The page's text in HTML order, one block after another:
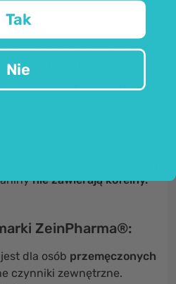
występującym
oraz w mniejszych
rodzajachgrzybów. Odkryta
badaczy
może przekraczaćbarierę
nie zawierają kofeiny.
ZeinPharma®:
dla osób przemęczonych
czynniki zewnętrzne.
Tak
Nie